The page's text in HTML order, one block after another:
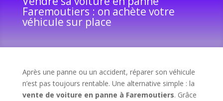
Faremoutiers : on achète votre
véhicule sur place
Après une panne ou un accident, réparer son véhicule
n’est pas toujours rentable. Une alternative simple : la
vente de voiture en panne à Faremoutiers. Grâce